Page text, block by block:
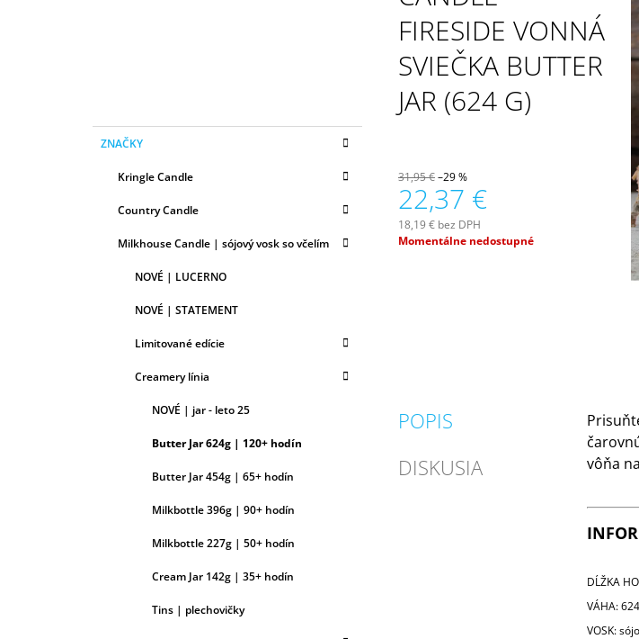
kategórie
K
AZNAČKY
Kringle Candle
Country Candle
Milkhouse Candle | sójový vosk so včelím
NOVÉ | LUCERNO
NOVÉ | STATEMENT
Limitované edície
Creamery línia
NOVÉ | jar - leto 25
Butter Jar 624g | 120+ hodín
Butter Jar 454g | 65+ hodín
Milkbottle 396g | 90+ hodín
Milkbottle 227g | 50+ hodín
Cream Jar 142g | 35+ hodín
Tins | plechovičky
FIRESIDE VONNÁ
SVIEČKA BUTTER
JAR (624 G)
31,95 €–29 %
22,37 €
18,19 € bez DPH
Jednotková
Momentálne nedostupné
POPIS
DISKUSIA
vôňa
DĹŽKA
VÁHA:
VOSK:
16,90 €